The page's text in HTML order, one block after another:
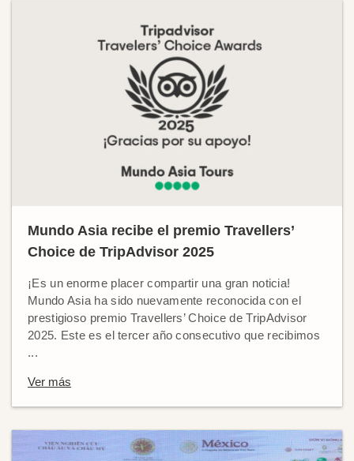
Mundo Asia recibe el premio Travellers’
Choice de TripAdvisor 2025
¡Es un enorme placer compartir una gran noticia!
Mundo Asia ha sido nuevamente reconocida con el
prestigioso premio Travellers’ Choice de TripAdvisor
2025. Este es el tercer año consecutivo que recibimos
...
Ver más